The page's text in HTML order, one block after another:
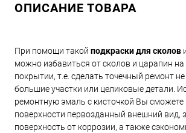
ОПИСАНИЕ ТОВАРА
При помощи такой подкраски для сколов
можно избавиться от сколов и царапин
покрытии, т.е. сделать точечный ремонт
большие участки или целиковые детали.
ремонтную эмаль с кисточкой Вы сможете
поверхности первозданный внешний вид,
поверхность от коррозии, а также